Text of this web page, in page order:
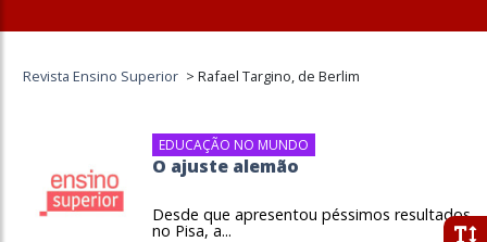
Revista Ensino Superior > Rafael Targino, de Berlim
EDUCAÇÃO NO MUNDO
O ajuste alemão
Desde que apresentou péssimos resultados
no Pisa, a...